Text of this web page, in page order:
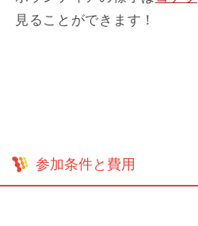
見ることができます！
参加条件と費用